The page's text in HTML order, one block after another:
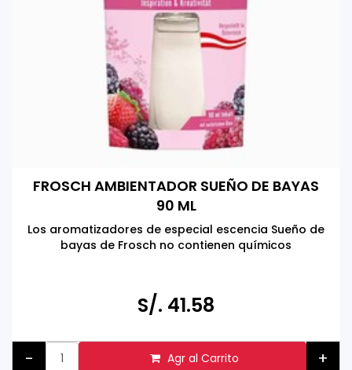
FROSCH AMBIENTADOR SUEÑO DE BAYAS
90 ML
Los aromatizadores de especial escencia Sueño de
bayas de Frosch no contienen químicos
S/. 41.58
- Agr al Carrito +